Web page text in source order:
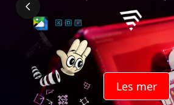
Les mer